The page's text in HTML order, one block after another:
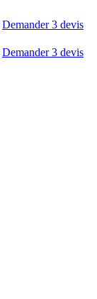
Demander 3 devis
Demander 3 devis